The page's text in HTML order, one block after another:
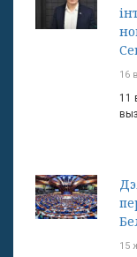
16
11
15